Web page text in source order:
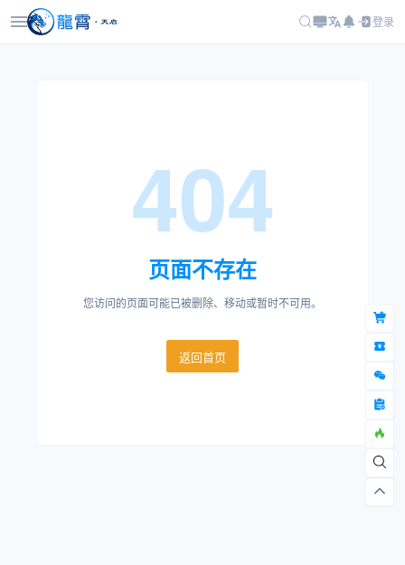
登录
404
页面不存在
您访问的页面可能已被删除、移动或暂时不可用。
返回首页